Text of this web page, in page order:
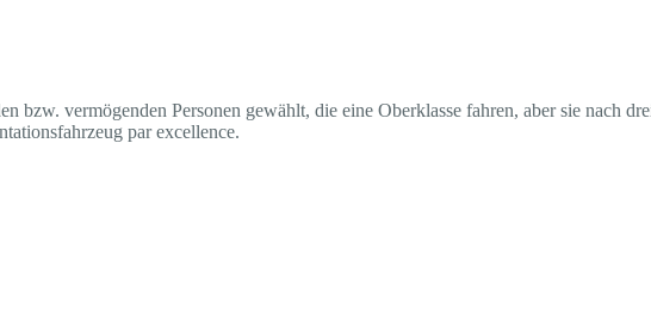
bzw. vermögenden Personen gewählt, die eine Oberklasse fahren, aber sie nach
par excellence.